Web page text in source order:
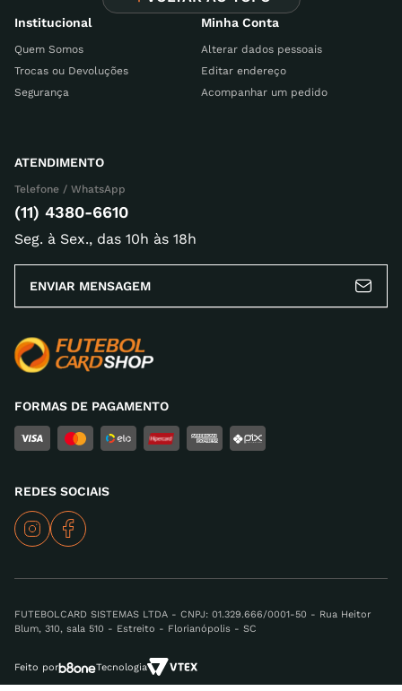
Institucional
Quem Somos
Trocas ou Devoluções
Segurança
Minha Conta
Alterar dados pessoais
Editar endereço
Acompanhar um pedido
ATENDIMENTO
Telefone / WhatsApp
(11) 4380-6610
Seg. à Sex., das 10h às 18h
ENVIAR MENSAGEM
FORMAS DE PAGAMENTO
REDES SOCIAIS
FUTEBOLCARD SISTEMAS LTDA - CNPJ: 01.329.666/0001-50 - Rua Heitor
Blum, 310, sala 510 - Estreito - Florianópolis - SC
Feito por Tecnologia